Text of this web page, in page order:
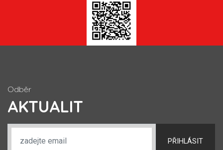
Odběr
AKTUALIT
PŘIHLÁSIT